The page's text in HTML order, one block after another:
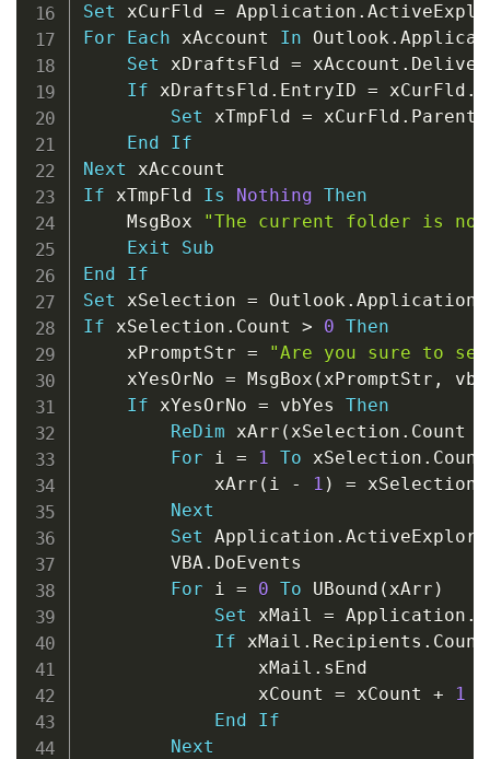
Set xCurFld = Application .
For
Each xAccount In Outlook .
Set xDraftsFld = xAccount .
If xDraftsFld . EntryID = xCurFld .
Set xTmpFld = xCurFld . Parent
End
If
Next
If xTmpFld Is Nothing Then
    MsgBox
"The current folder is
Exit
Sub
End
If
Set xSelection = Outlook . Application
If xSelection . Count > 0 Then
    xPromptStr
=
"Are you sure to
    xYesOrNo
= MsgBox ( xPromptStr ,
If xYesOrNo = vbYes Then
ReDim xArr ( xSelection . Count
For i = 1 To xSelection . Count
            xArr
( i - 1 ) = xSelection
Next
Set Application .
        VBA
. DoEvents
For i = 0 To UBound ( xArr )
Set xMail = Application .
If xMail . Recipients .
                xMail
. sEnd
                xCount
= xCount +
1
End
If
Next